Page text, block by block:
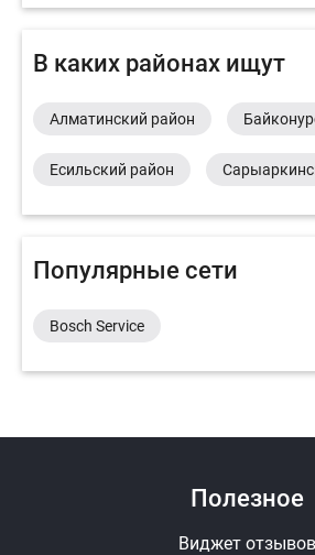
В каких районах ищут
Алматинский район
Есильский район
Популярные сети
Bosch Service
Полезное
Виджет отзывов